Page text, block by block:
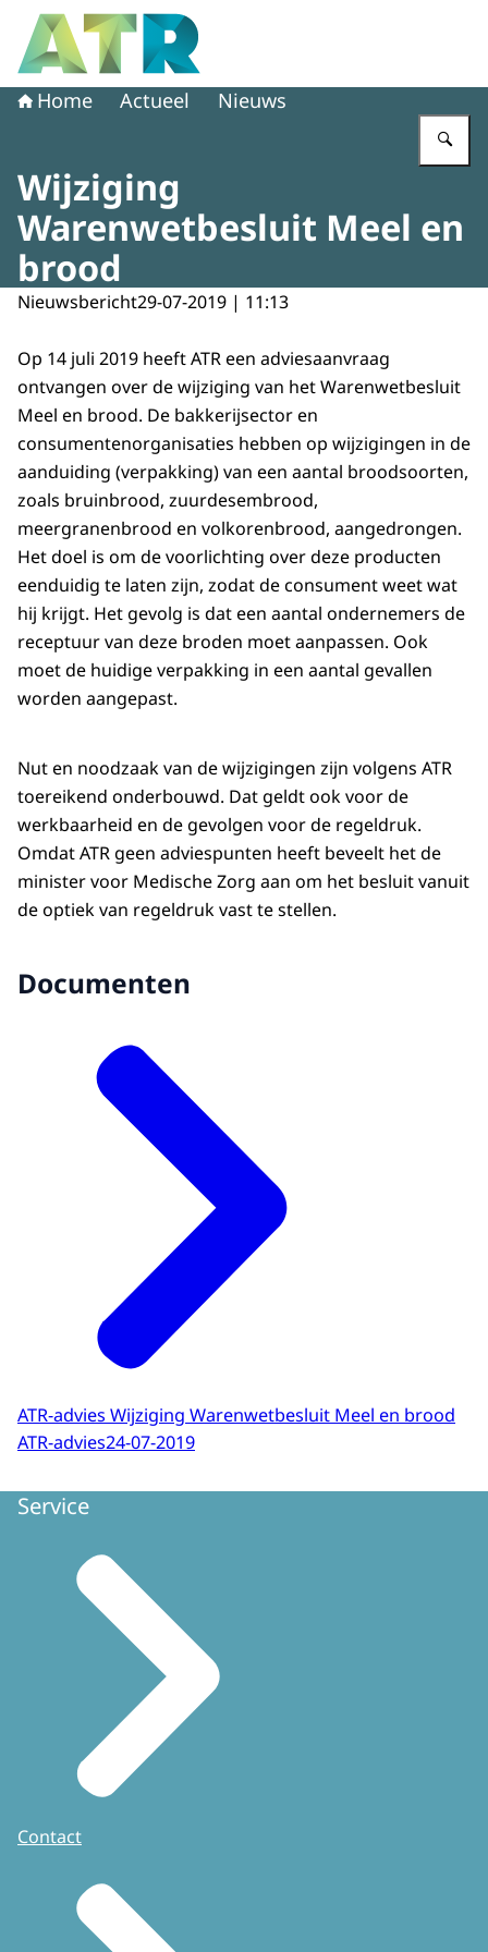
Naar de homepage van Adviescollege toetsing regeldruk
Home Actueel Nieuws
Wijziging
Warenwetbesluit Meel en
brood
Nieuwsbericht29-07-2019 | 11:13
Op 14 juli 2019 heeft ATR een adviesaanvraag
ontvangen over de wijziging van het Warenwetbesluit
Meel en brood. De bakkerijsector en
consumentenorganisaties hebben op wijzigingen in de
aanduiding (verpakking) van een aantal broodsoorten,
zoals bruinbrood, zuurdesembrood,
meergranenbrood en volkorenbrood, aangedrongen.
Het doel is om de voorlichting over deze producten
eenduidig te laten zijn, zodat de consument weet wat
hij krijgt. Het gevolg is dat een aantal ondernemers de
receptuur van deze broden moet aanpassen. Ook
moet de huidige verpakking in een aantal gevallen
worden aangepast.
Nut en noodzaak van de wijzigingen zijn volgens ATR
toereikend onderbouwd. Dat geldt ook voor de
werkbaarheid en de gevolgen voor de regeldruk.
Omdat ATR geen adviespunten heeft beveelt het de
minister voor Medische Zorg aan om het besluit vanuit
de optiek van regeldruk vast te stellen.
Documenten
ATR-advies Wijziging Warenwetbesluit Meel en brood
ATR-advies24-07-2019
Service
Contact